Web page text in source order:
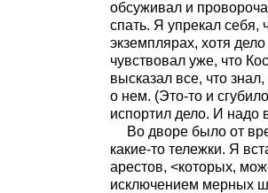
обсуживал и
спать. Я упрекал себя,
экземплярах, хотя
чувствовал уже, что
высказал все, что
о нем. (Это-то и
испортил дело. И надо
Во дворе было от
какие-то тележки. Я
арестов, <которых,
исключением мерных